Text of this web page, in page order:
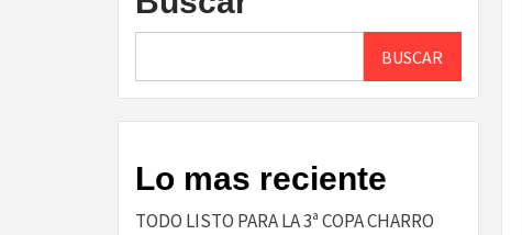
BUSCAR
Lo mas reciente
TODO LISTO PARA LA 3ª COPA CHARRO